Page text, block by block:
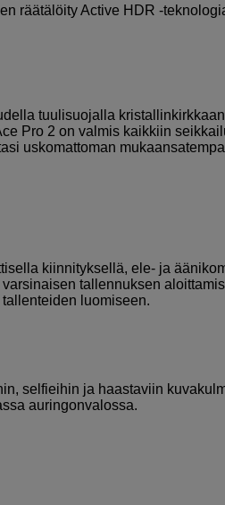
räätälöity Active HDR -
tuulisuojalla
Pro 2 on valmis kaikkiin
uskomattoman
kiinnityksellä, ele- ja
tallennuksen
luomiseen.
selfieihin ja haastaviin
auringonvalossa.